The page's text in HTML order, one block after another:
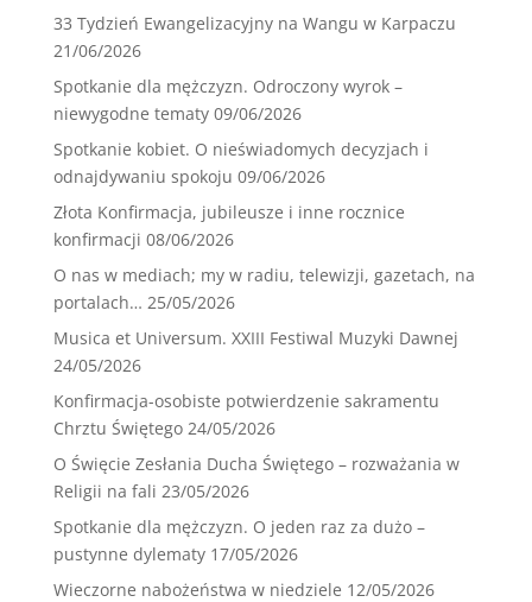
33 Tydzień Ewangelizacyjny na Wangu w Karpaczu
21/06/2026
Spotkanie dla mężczyzn. Odroczony wyrok –
niewygodne tematy 09/06/2026
Spotkanie kobiet. O nieświadomych decyzjach i
odnajdywaniu spokoju 09/06/2026
Złota Konfirmacja, jubileusze i inne rocznice
konfirmacji 08/06/2026
O nas w mediach; my w radiu, telewizji, gazetach, na
portalach… 25/05/2026
Musica et Universum. XXIII Festiwal Muzyki Dawnej
24/05/2026
Konfirmacja-osobiste potwierdzenie sakramentu
Chrztu Świętego 24/05/2026
O Święcie Zesłania Ducha Świętego – rozważania w
Religii na fali 23/05/2026
Spotkanie dla mężczyzn. O jeden raz za dużo –
pustynne dylematy 17/05/2026
Wieczorne nabożeństwa w niedziele 12/05/2026